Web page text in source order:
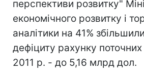
перспективи розвитку"
економічного розвитку і
аналітики на 41%
дефіциту рахунку
2011 р. - до 5,16 млрд дол.